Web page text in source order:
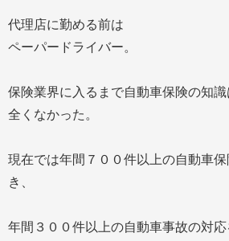
代理店に勤める前は
ペーパードライバー。
保険業界に入るまで自動車保険の知識
全くなかった。
現在では年間７００件以上の自動車
き、
年間３００件以上の自動車事故の対応